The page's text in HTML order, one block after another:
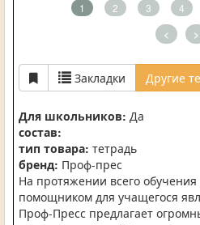
1 2 3 4
< >
Закладки Другие
Для школьников: Да
состав:
тип товара: тетрадь
бренд: Проф-прес
На протяжении всего
помощником для учащегося
Проф-Пресс предлагает